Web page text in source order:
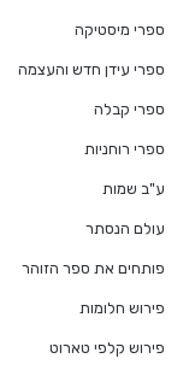
ספרי מיסטיקה
ספרי עידן חדש והעצמה
ספרי קבלה
ספרי רוחניות
ע"ב שמות
עולם הנסתר
פותחים את ספר הזוהר
פירוש חלומות
פירוש קלפי טארוט